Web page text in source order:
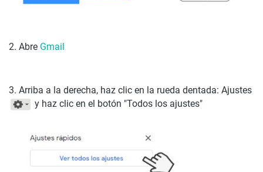
2. Abre Gmail
3. Arriba a la derecha, haz clic en la rueda dentada: Ajustes
y haz clic en el botón "Todos los ajustes"